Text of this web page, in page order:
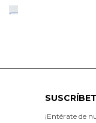
¡Entérate de